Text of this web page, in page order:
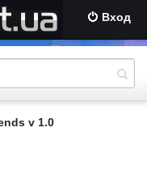
Вход
v 1.0